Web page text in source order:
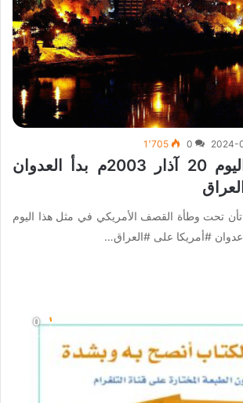
2024-
0 1٬705
في مثل هذا اليوم 20 آذار 2003م بدأ العدوان
تحت وطأة القصف الأمريكي في مثل هذا اليوم